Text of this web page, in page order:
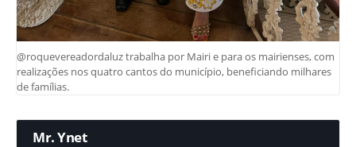
@roquevereadordaluz trabalha por Mairi e para os mairienses, com
realizações nos quatro cantos do município, beneficiando milhares
de famílias.
Mr. Ynet